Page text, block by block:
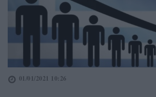
01/01/2021 10:26